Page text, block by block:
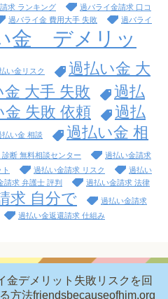
求 ランキング
過バライ金請求 口コ
過バライ金 費用大手 失敗 過バライ
金 デメリッ
い金リスク
過払い金 大
金 大手 失敗
過払
金 失敗 依頼
過払
払い金 相談
過払い金 相
診断 無料相談センター
過払い金請求
過払い金請求 リスク
過払い
請求 弁護士 評判 過払い金請求 法律
求 自分で
過払い金請求
過払い金返還請求 仕組み
金デメリット失敗リスクを回
方法friendsbecauseofhim.org